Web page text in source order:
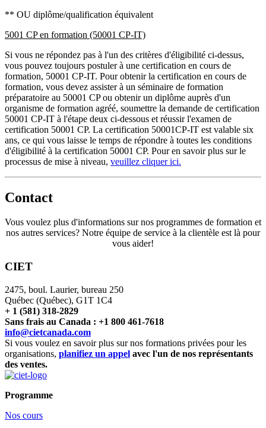
** OU diplôme/qualification équivalent
5001 CP en formation (50001 CP-IT)
Si vous ne répondez pas à l'un des critères d'éligibilité ci-dessus,
vous pouvez toujours postuler à une certification en cours de
formation, 50001 CP-IT. Pour obtenir la certification en cours de
formation, vous devez assister à un séminaire de formation
préparatoire au 50001 CP ou obtenir un diplôme auprès d'un
organisme de formation agréé, soumettre la demande de certification
50001 CP-IT à l'étape deux ci-dessous et réussir l'examen de
certification 50001 CP. La certification 50001CP-IT est valable six
ans, ce qui vous laisse le temps de répondre à toutes les conditions
d'éligibilité à la certification 50001 CP. Pour en savoir plus sur le
processus de mise à niveau, veuillez cliquer ici.
Contact
Vous voulez plus d'informations sur nos programmes de formation et
nos autres services? Notre équipe de service à la clientèle est là pour
vous aider!
CIET
2475, boul. Laurier, bureau 250
Québec (Québec), G1T 1C4
+ 1 (581) 318-2829
Sans frais au Canada : +1 800 461-7618
info@cietcanada.com
Si vous voulez en savoir plus sur nos formations privées pour les
organisations, planifiez un appel avec l'un de nos représentants
des ventes.
Programme
Nos cours